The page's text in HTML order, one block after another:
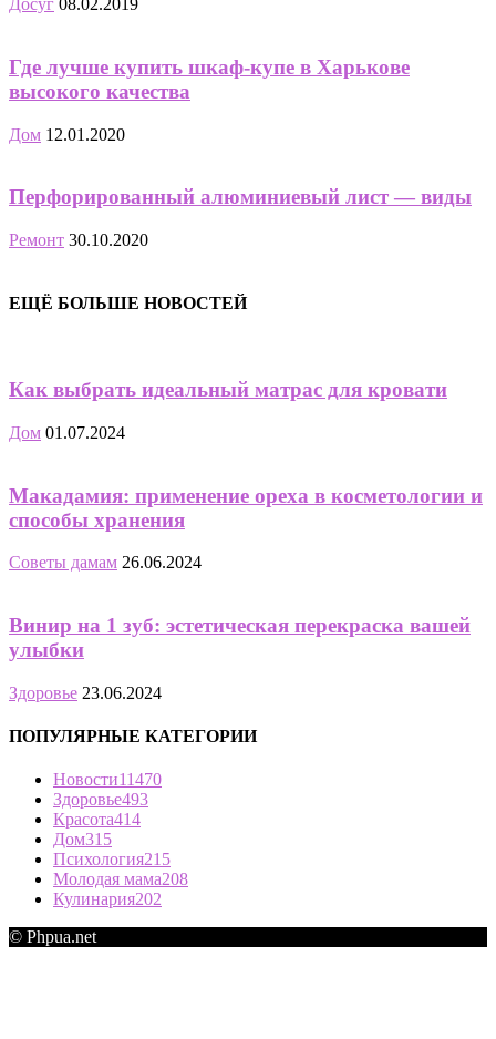
Досуг 08.02.2019
Где лучше купить шкаф-купе в Харькове
высокого качества
Дом 12.01.2020
Перфорированный алюминиевый лист — виды
Ремонт 30.10.2020
ЕЩЁ БОЛЬШЕ НОВОСТЕЙ
Как выбрать идеальный матрас для кровати
Дом 01.07.2024
Макадамия: применение ореха в косметологии и
способы хранения
Советы дамам 26.06.2024
Винир на 1 зуб: эстетическая перекраска вашей
улыбки
Здоровье 23.06.2024
ПОПУЛЯРНЫЕ КАТЕГОРИИ
Новости11470
Здоровье493
Красота414
Дом315
Психология215
Молодая мама208
Кулинария202
© Phpua.net